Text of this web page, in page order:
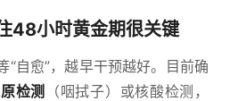
48小时黄金期很关键
“自愈”，越早干预越好。目前确
检测
（咽拭子）或核酸检测，